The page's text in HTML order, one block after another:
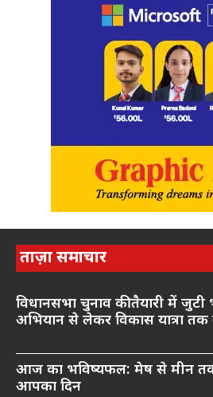
ताज़ा समाचार
विधानसभा चुनाव की तैयारी में
अभियान से लेकर विकास यात्रा तक
आज का भविष्यफल: मेष से मीन
आपका दिन